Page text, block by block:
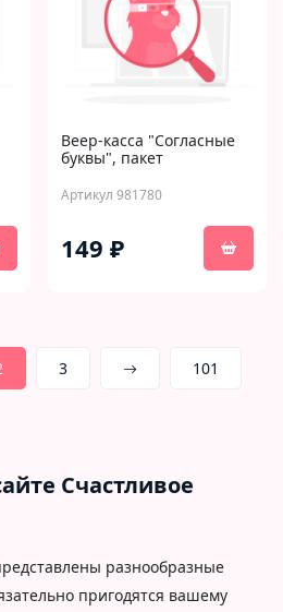
Веер-касса "Согласные
буквы", пакет
Артикул 981780
149 ₽
3 101
Счастливое
разнообразные
пригодятся вашему